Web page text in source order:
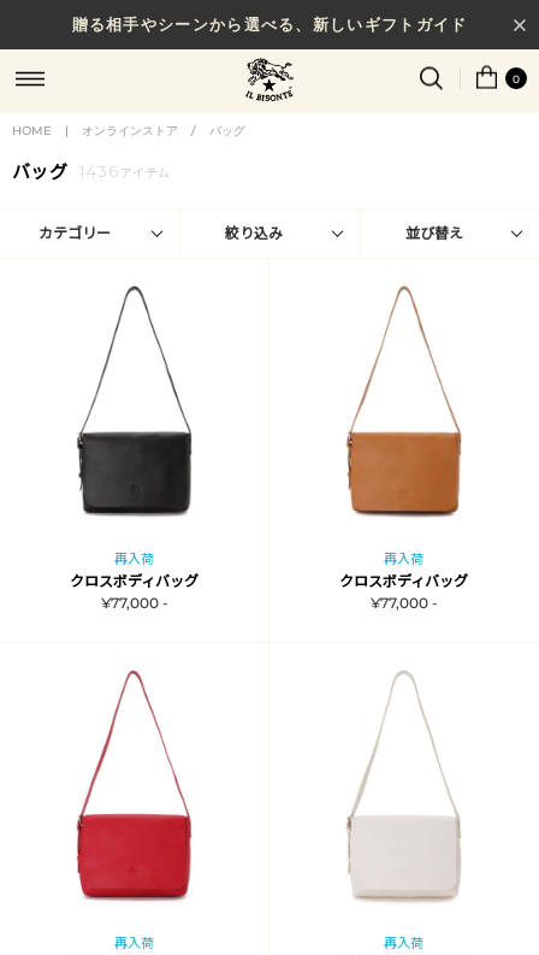
贈る相手やシーンから選べる、新しいギフトガイド
0
HOME | オンラインストア / バッグ
バッグ 1436 アイテム
カテゴリー 絞り込み 並び替え
再入荷
クロスボディバッグ
¥77,000 -
再入荷
クロスボディバッグ
¥77,000 -
再入荷 再入荷